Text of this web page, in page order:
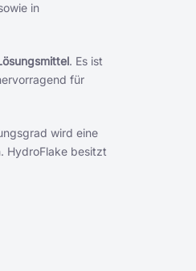
in
. Es ist
für
wird eine
HydroFlake besitzt